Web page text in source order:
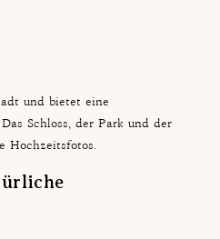
und bietet eine
Schloss, der Park und der
Hochzeitsfotos.